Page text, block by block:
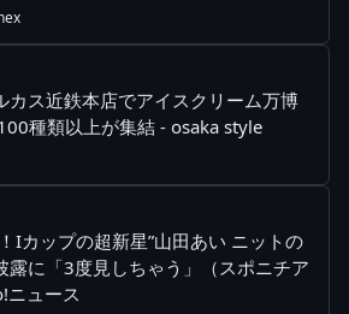
カス近鉄本店でアイスクリーム万博
種類以上が集結 - osaka style
Iカップの超新星”山田あい ニットの
露に「3度見しちゃう」（スポニチア
ニュース